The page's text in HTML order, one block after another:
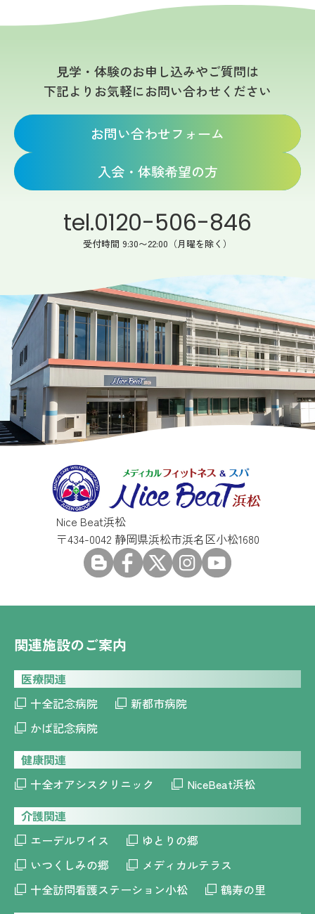
見学・体験のお申し込みやご質問は
下記よりお気軽にお問い合わせください
お問い合わせフォーム
入会・体験希望の方
tel.0120-506-846
受付時間 9:30〜22:00（月曜を除く）
Nice Beat浜松
〒434-0042 静岡県浜松市浜名区小松1680
関連施設のご案内
医療関連
十全記念病院
新都市病院
かば記念病院
健康関連
十全オアシスクリニック
NiceBeat浜松
介護関連
エーデルワイス
ゆとりの郷
いつくしみの郷
メディカルテラス
十全訪問看護ステーション小松
鶴寿の里